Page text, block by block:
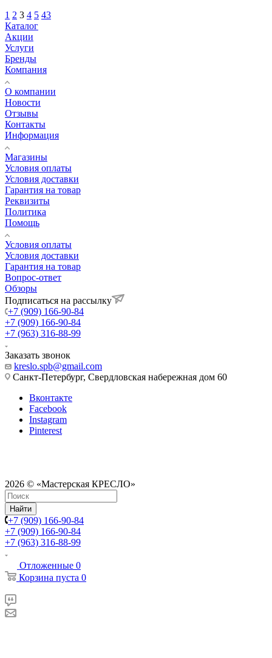
1 2 3 4 5 43
Каталог
Акции
Услуги
Бренды
Компания
О компании
Новости
Отзывы
Контакты
Информация
Магазины
Условия оплаты
Условия доставки
Гарантия на товар
Реквизиты
Политика
Помощь
Условия оплаты
Условия доставки
Гарантия на товар
Вопрос-ответ
Обзоры
Подписаться на рассылку
+7 (909) 166-90-84
+7 (909) 166-90-84
+7 (963) 316-88-99
Заказать звонок
kreslo.spb@gmail.com
Санкт-Петербург, Свердловская набережная дом 60
Вконтакте
Facebook
Instagram
Pinterest
2026 © «Мастерская КРЕСЛО»
Найти
+7 (909) 166-90-84
+7 (909) 166-90-84
+7 (963) 316-88-99
Отложенные 0
Корзина пуста 0